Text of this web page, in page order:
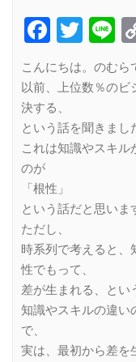
こんにちは。のむら
以前、上位数％のビ
決する、
という話を聞きまし
これは知識やスキル
のが
「根性」
という話だと思いま
ただし、
時系列で考えると、
性でもって、
差が生まれる、とい
知識やスキルの違い
で、
実は、最初から差を